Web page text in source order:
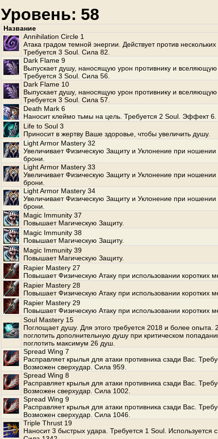
Уровень: 58
Название
Annihilation Circle 1
Атака градом темной энергии. Действует против
Требуется 3 Soul. Сила 82.
Dark Flame 9
Выпускает душу, наносящую урон противнику и вселяющую
Требуется 3 Soul. Сила 56.
Dark Flame 10
Выпускает душу, наносящую урон противнику и вселяющую
Требуется 3 Soul. Сила 57.
Death Mark 6
Наносит клеймо тьмы на цель. Требуется 2 Soul. Эффект 6.
Life to Soul 3
Приносит в жертву Ваше здоровье, чтобы увеличить душу.
Light Armor Mastery 32
Увеличивает Физическую Защиту и Уклонение при ношении
брони.
Light Armor Mastery 33
Увеличивает Физическую Защиту и Уклонение при ношении
брони.
Light Armor Mastery 34
Увеличивает Физическую Защиту и Уклонение при ношении
брони.
Magic Immunity 37
Повышает Магическую Защиту.
Magic Immunity 38
Повышает Магическую Защиту.
Magic Immunity 39
Повышает Магическую Защиту.
Rapier Mastery 27
Повышает Физическую Атаку при использовании коротких
Rapier Mastery 28
Повышает Физическую Атаку при использовании коротких
Rapier Mastery 29
Повышает Физическую Атаку при использовании коротких
Soul Mastery 15
Поглощает душу. Для этого требуется 2018 и более опыта.
поглотить дополнительную душу при критическом
поглотить максимум 26 душ.
Spread Wing 7
Расправляет крылья для атаки противника сзади Вас.
Возможен сверхудар. Сила 959.
Spread Wing 8
Расправляет крылья для атаки противника сзади Вас.
Возможен сверхудар. Сила 1002.
Spread Wing 9
Расправляет крылья для атаки противника сзади Вас.
Возможен сверхудар. Сила 1046.
Triple Thrust 19
Наносит 3 быстрых удара. Требуется 1 Soul. Используется